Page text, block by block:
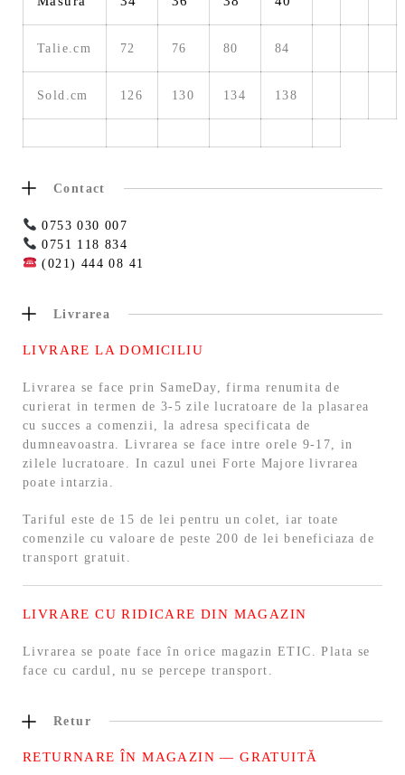
Talie.cm 72 76 80 84
Sold.cm 126 130 134 138
Contact
0753 030 007
0751 118 834
(021) 444 08 41
Livrarea
LIVRARE LA DOMICILIU
Livrarea se face prin SameDay, firma renumita de
curierat in termen de 3-5 zile lucratoare de la plasarea
cu succes a comenzii, la adresa specificata de
dumneavoastra. Livrarea se face intre orele 9-17, in
zilele lucratoare. In cazul unei Forte Majore livrarea
poate intarzia.
Tariful este de 15 de lei pentru un colet, iar toate
comenzile cu valoare de peste 200 de lei beneficiaza de
transport gratuit.
LIVRARE CU RIDICARE DIN MAGAZIN
Livrarea se poate face în orice magazin ETIC. Plata se
face cu cardul, nu se percepe transport.
Retur
RETURNARE ÎN MAGAZIN — GRATUITĂ